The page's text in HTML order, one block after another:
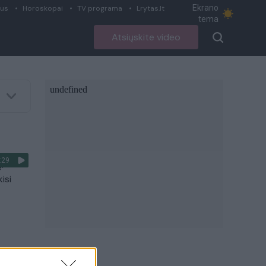
Horoskopai TV programa Lrytas.lt
Ekrano
tema
Atsiųskite video